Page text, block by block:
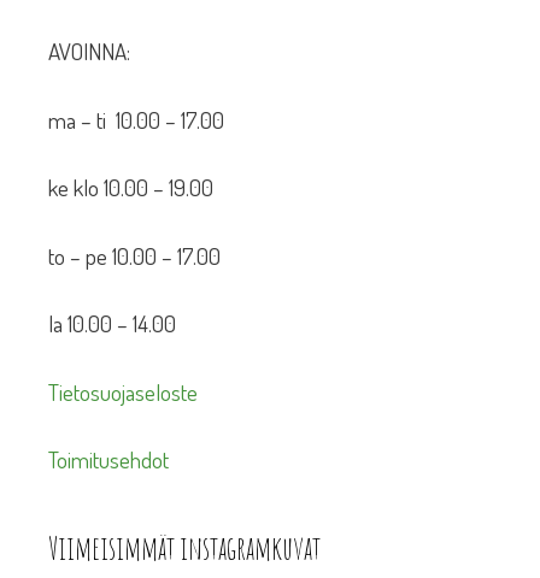
AVOINNA:
ma – ti 10.00 – 17.00
ke klo 10.00 – 19.00
to – pe 10.00 – 17.00
la 10.00 – 14.00
Tietosuojaseloste
Toimitusehdot
Viimeisimmät instagramkuvat